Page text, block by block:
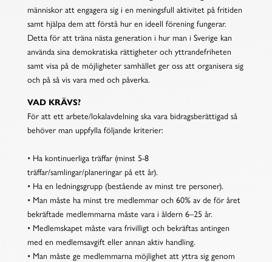
människor att engagera sig i en meningsfull aktivitet på fritiden
samt hjälpa dem att förstå hur en ideell förening fungerar.
Detta för att träna nästa generation i hur man i Sverige kan
använda sina demokratiska rättigheter och yttrandefriheten
samt visa på de möjligheter samhället ger oss att organisera sig
och på så vis vara med och påverka.
VAD KRÄVS?
För att ett arbete/lokalavdelning ska vara bidragsberättigad så
behöver man uppfylla följande kriterier:
• Ha kontinuerliga träffar (minst 5-8
träffar/samlingar/planeringar på ett år).
• Ha en ledningsgrupp (bestående av minst tre personer).
• Man måste ha minst tre medlemmar och 60% av de för året
bekräftade medlemmarna måste vara i åldern 6–25 år.
• Medlemskapet måste vara frivilligt och bekräftas antingen
med en medlemsavgift eller annan aktiv handling.
• Man måste ge medlemmarna möjlighet att yttra sig genom